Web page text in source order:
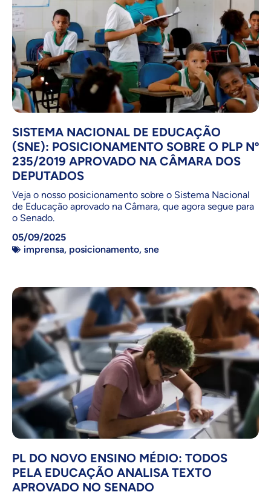
SISTEMA NACIONAL DE EDUCAÇÃO
(SNE): POSICIONAMENTO SOBRE O PLP Nº
235/2019 APROVADO NA CÂMARA DOS
DEPUTADOS
Veja o nosso posicionamento sobre o Sistema Nacional
de Educação aprovado na Câmara, que agora segue para
o Senado.
05/09/2025
imprensa, posicionamento, sne
PL DO NOVO ENSINO MÉDIO: TODOS
PELA EDUCAÇÃO ANALISA TEXTO
APROVADO NO SENADO